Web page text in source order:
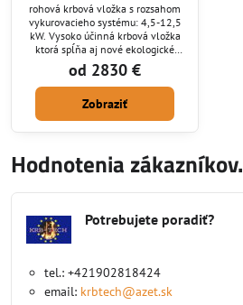
rohová krbová vložka s rozsahom
vykurovacieho systému: 4,5-12,5
kW. Vysoko účinná krbová vložka
ktorá spĺňa aj nové ekologické
normy ktoré v SR platia od roku
2022
od 2830 €
Zobraziť
Hodnotenia zákazníkov.
Potrebujete poradiť?
tel.: +421902818424
email: krbtech@azet.sk